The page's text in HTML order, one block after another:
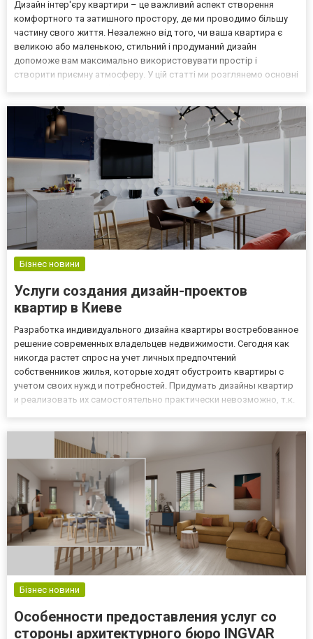
Дизайн інтер'єру квартири – це важливий аспект створення
комфортного та затишного простору, де ми проводимо більшу
частину свого життя. Незалежно від того, чи ваша квартира є
великою або маленькою, стильний і продуманий дизайн
допоможе вам максимально використовувати простір і
створити приємну атмосферу. У цій статті ми розглянемо основні
Бізнес новини
Услуги создания дизайн-проектов
квартир в Киеве
Разработка индивидуального дизайна квартиры востребованное
решение современных владельцев недвижимости. Сегодня как
никогда растет спрос на учет личных предпочтений
собственников жилья, которые ходят обустроить квартиры с
учетом своих нужд и потребностей. Придумать дизайны квартир
и реализовать их самостоятельно практически невозможно, т.к.
дизайнер в со...
Бізнес новини
Особенности предоставления услуг со
стороны архитектурного бюро INGVAR